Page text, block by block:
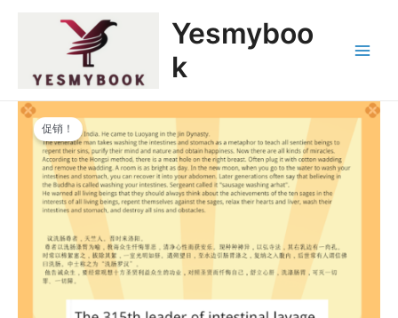
Yesmyboo
k
Menu
促销！
价
为：
$69,999.00。
价
格
为：
$6,999.00。
500
NFT：